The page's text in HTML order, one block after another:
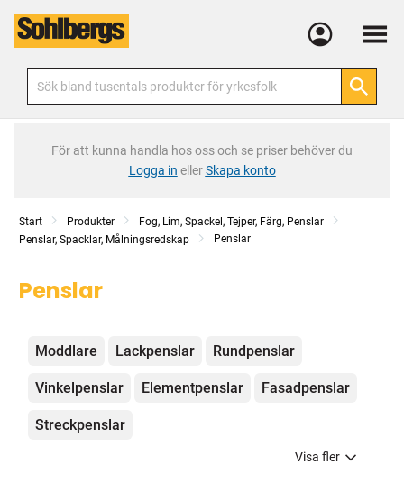
Meny
För att kunna handla hos oss och se priser behöver du
Logga in ellerSkapa konto
Start Produkter
Fog, Lim, Spackel, Tejper, Färg, Penslar
Penslar, Spacklar, Målningsredskap
Penslar
Penslar
Kategorier
Moddlare Lackpenslar Rundpenslar
Vinkelpenslar Elementpenslar Fasadpenslar
Streckpenslar
Visa fler